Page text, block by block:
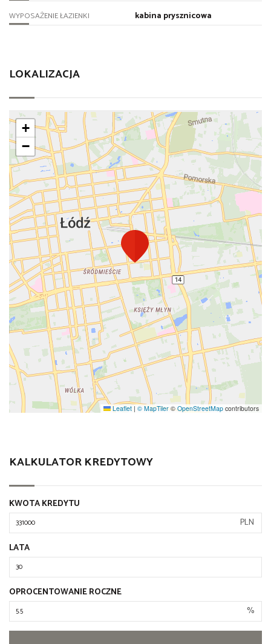
WYPOSAŻENIE ŁAZIENKI kabina prysznicowa
LOKALIZACJA
+
−
Leaflet | © MapTiler © OpenStreetMap contributors
KALKULATOR KREDYTOWY
KWOTA KREDYTU
PLN
LATA
OPROCENTOWANIE ROCZNE
%